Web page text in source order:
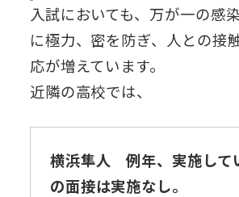
入試においても、万が一の感
に極力、密を防ぎ、人との接
応が増えています。
近隣の高校では、
横浜隼人 例年、実施して
の面接は実施なし。